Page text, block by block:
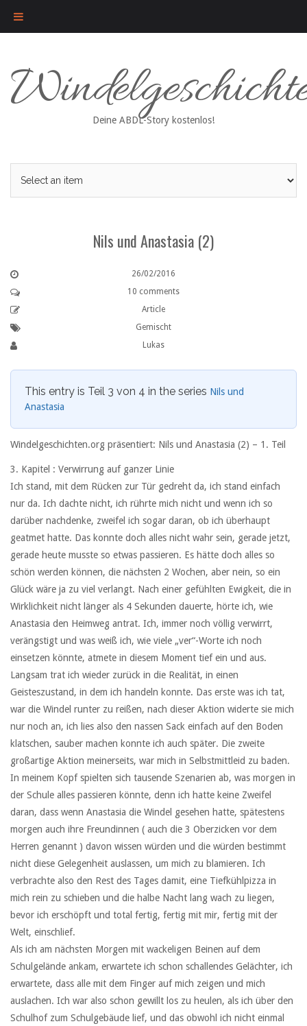
content
Deine ABDL-Story kostenlos!
Nils und Anastasia (2)
26/02/2016
10 comments
Article
Gemischt
Lukas
This entry is Teil 3 von 4 in the series Nils und
Anastasia
Windelgeschichten.org präsentiert: Nils und Anastasia (2) – 1. Teil
3. Kapitel : Verwirrung auf ganzer Linie
Ich stand, mit dem Rücken zur Tür gedreht da, ich stand einfach
nur da. Ich dachte nicht, ich rührte mich nicht und wenn ich so
darüber nachdenke, zweifel ich sogar daran, ob ich überhaupt
geatmet hatte. Das konnte doch alles nicht wahr sein, gerade jetzt,
gerade heute musste so etwas passieren. Es hätte doch alles so
schön werden können, die nächsten 2 Wochen, aber nein, so ein
Glück wäre ja zu viel verlangt. Nach einer gefühlten Ewigkeit, die in
Wirklichkeit nicht länger als 4 Sekunden dauerte, hörte ich, wie
Anastasia den Heimweg antrat. Ich, immer noch völlig verwirrt,
verängstigt und was weiß ich, wie viele „ver“-Worte ich noch
einsetzen könnte, atmete in diesem Moment tief ein und aus.
Langsam trat ich wieder zurück in die Realität, in einen
Geisteszustand, in dem ich handeln konnte. Das erste was ich tat,
war die Windel runter zu reißen, nach dieser Aktion widerte sie mich
nur noch an, ich lies also den nassen Sack einfach auf den Boden
klatschen, sauber machen konnte ich auch später. Die zweite
großartige Aktion meinerseits, war mich in Selbstmittleid zu baden.
In meinem Kopf spielten sich tausende Szenarien ab, was morgen in
der Schule alles passieren könnte, denn ich hatte keine Zweifel
daran, dass wenn Anastasia die Windel gesehen hatte, spätestens
morgen auch ihre Freundinnen ( auch die 3 Oberzicken vor dem
Herren genannt ) davon wissen würden und die würden bestimmt
nicht diese Gelegenheit auslassen, um mich zu blamieren. Ich
verbrachte also den Rest des Tages damit, eine Tiefkühlpizza in
mich rein zu schieben und die halbe Nacht lang wach zu liegen,
bevor ich erschöpft und total fertig, fertig mit mir, fertig mit der
Welt, einschlief.
Als ich am nächsten Morgen mit wackeligen Beinen auf dem
Schulgelände ankam, erwartete ich schon schallendes Gelächter, ich
erwartete, dass alle mit dem Finger auf mich zeigen und mich
auslachen. Ich war also schon gewillt los zu heulen, als ich über den
Schulhof zum Schulgebäude lief, und das obwohl ich nicht einmal